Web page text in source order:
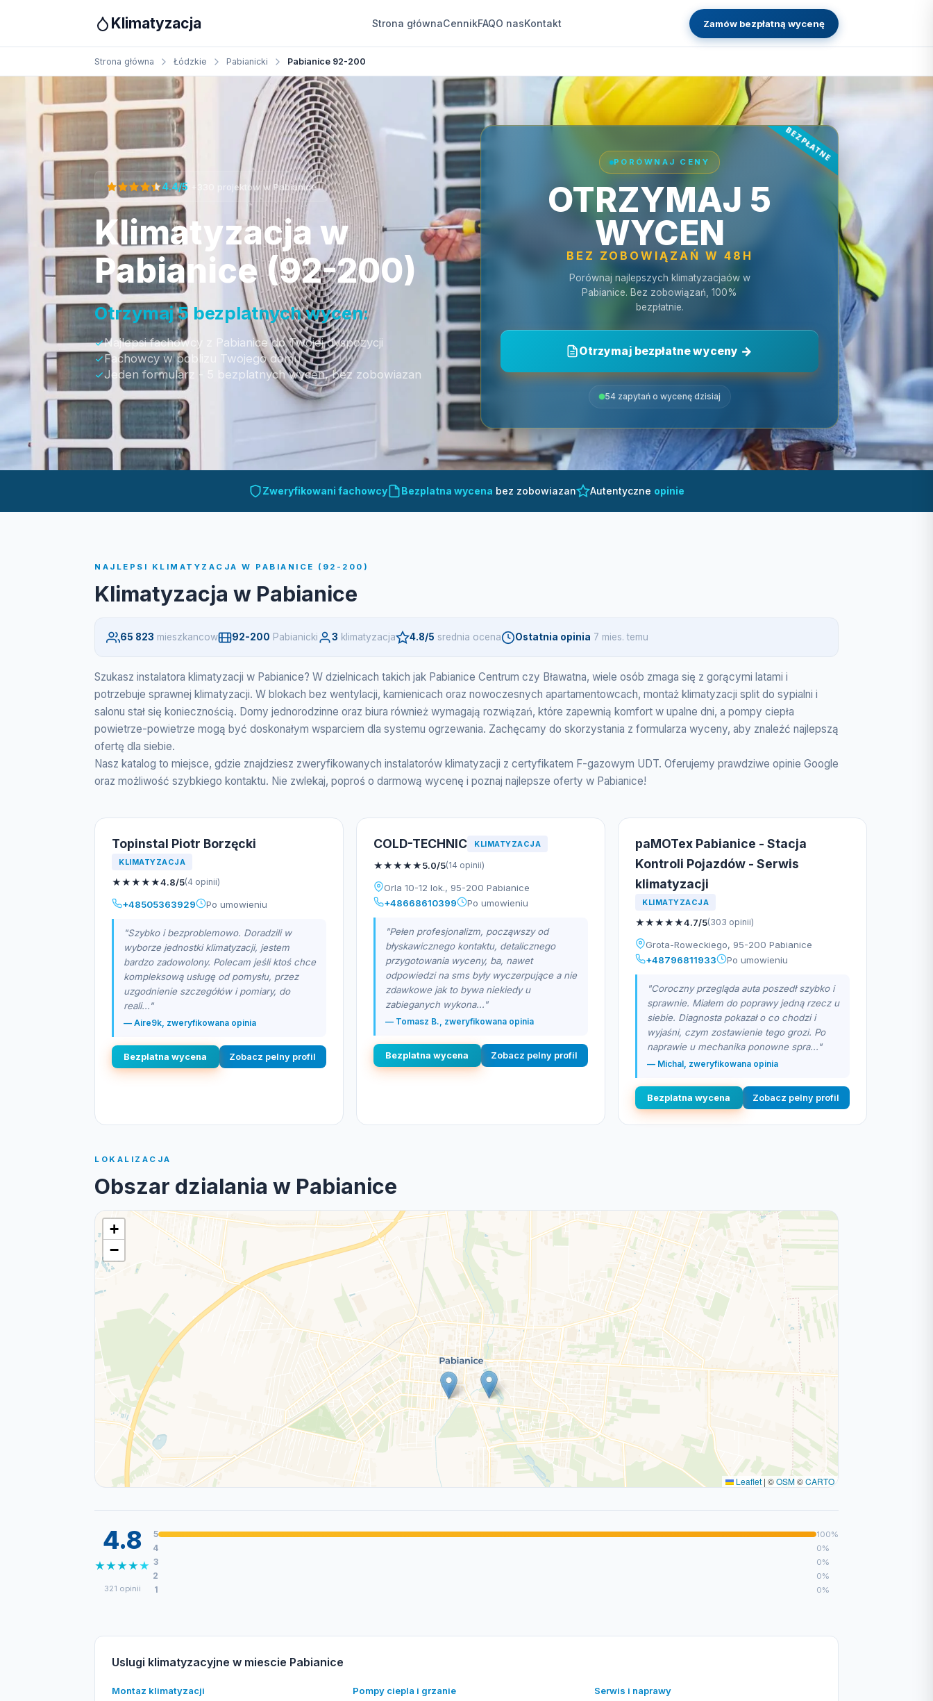
Klimatyzacja Strona głównaCennikFAQO nasKontakt Zamów bezpłatną wycenę
Strona główna Łódzkie Pabianicki Pabianice 92-200
4.4/5 +330 projektów w Pabianice
Klimatyzacja w
Pabianice (92-200)
Otrzymaj 5 bezplatnych wycen:
Najlepsi fachowcy z Pabianice do Twojej dyspozycji
Fachowcy w poblizu Twojego domu
Jeden formularz - 5 bezplatnych wycen, bez zobowiazan
PORÓWNAJ CENY
OTRZYMAJ 5
WYCEN
BEZ ZOBOWIĄZAŃ W 48H
Porównaj najlepszych klimatyzacjaów w
Pabianice. Bez zobowiązań, 100%
bezpłatnie.
Otrzymaj bezpłatne wyceny
54 zapytań o wycenę dzisiaj
Zweryfikowani fachowcy Bezplatna wycena bez zobowiazan Autentyczne opinie
NAJLEPSI KLIMATYZACJA W PABIANICE (92-200)
Klimatyzacja w Pabianice
65 823 mieszkancow 92-200 Pabianicki 3 klimatyzacja 4.8/5 srednia ocena Ostatnia opinia 7 mies. temu
Szukasz instalatora klimatyzacji w Pabianice? W dzielnicach takich jak Pabianice Centrum czy Bławatna, wiele osób zmaga się z gorącymi latami i
potrzebuje sprawnej klimatyzacji. W blokach bez wentylacji, kamienicach oraz nowoczesnych apartamentowcach, montaż klimatyzacji split do sypialni i
salonu stał się koniecznością. Domy jednorodzinne oraz biura również wymagają rozwiązań, które zapewnią komfort w upalne dni, a pompy ciepła
powietrze-powietrze mogą być doskonałym wsparciem dla systemu ogrzewania. Zachęcamy do skorzystania z formularza wyceny, aby znaleźć najlepszą
ofertę dla siebie.
Nasz katalog to miejsce, gdzie znajdziesz zweryfikowanych instalatorów klimatyzacji z certyfikatem F-gazowym UDT. Oferujemy prawdziwe opinie Google
oraz możliwość szybkiego kontaktu. Nie zwlekaj, poproś o darmową wycenę i poznaj najlepsze oferty w Pabianice!
Topinstal Piotr Borzęcki
KLIMATYZACJA
★★★★★4.8/5(4 opinii)
+48505363929 Po umowieniu
"Szybko i bezproblemowo. Doradzili w
wyborze jednostki klimatyzacji, jestem
bardzo zadowolony. Polecam jeśli ktoś chce
kompleksową usługę od pomysłu, przez
uzgodnienie szczegółów i pomiary, do
reali..."
— Aire9k, zweryfikowana opinia
Bezplatna wycena Zobacz pelny profil
COLD-TECHNIC KLIMATYZACJA
★★★★★5.0/5(14 opinii)
Orla 10-12 lok., 95-200 Pabianice
+48668610399
Po umowieniu
"Pełen profesjonalizm, począwszy od
błyskawicznego kontaktu, detalicznego
przygotowania wyceny, ba, nawet
odpowiedzi na sms były wyczerpujące a nie
zdawkowe jak to bywa niekiedy u
zabieganych wykona..."
— Tomasz B., zweryfikowana opinia
Bezplatna wycena Zobacz pelny profil
paMOTex Pabianice - Stacja
Kontroli Pojazdów - Serwis
klimatyzacji
KLIMATYZACJA
★★★★★4.7/5(303 opinii)
Grota-Roweckiego, 95-200 Pabianice
+48796811933
Po umowieniu
"Coroczny przegląda auta poszedł szybko i
sprawnie. Miałem do poprawy jedną rzecz u
siebie. Diagnosta pokazał o co chodzi i
wyjaśni, czym zostawienie tego grozi. Po
naprawie u mechanika ponowne spra..."
— Michal, zweryfikowana opinia
Bezplatna wycena Zobacz pelny profil
LOKALIZACJA
Obszar dzialania w Pabianice
+
−
Leaflet | ©OSM©CARTO
4.8
★★★★★
321 opinii
5 100%
4 0%
3 0%
2 0%
1 0%
Uslugi klimatyzacyjne w miescie Pabianice
Montaz klimatyzacji Pompy ciepla i grzanie Serwis i naprawy